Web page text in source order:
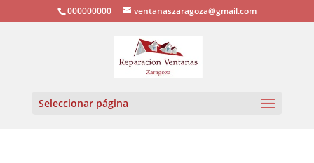
000000000 ventanaszaragoza@gmail.com
Seleccionar página